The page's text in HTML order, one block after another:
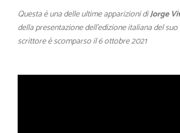
Questa è una delle ultime apparizioni diJorge
dellapresentazione dell’edizione italiana del
scrittore è scomparso il 6 ottobre 2021